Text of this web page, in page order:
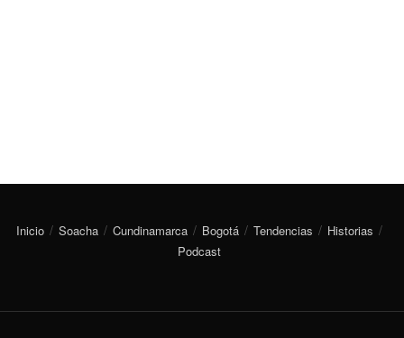
Inicio Soacha Cundinamarca Bogotá Tendencias
Historias
Podcast